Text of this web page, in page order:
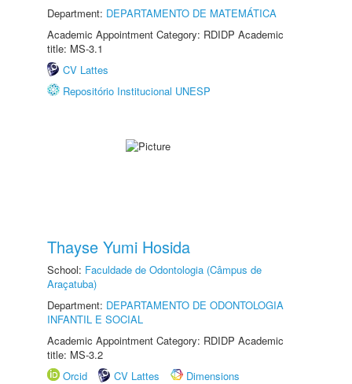
Department: DEPARTAMENTO DE MATEMÁTICA
Academic Appointment Category: RDIDP Academic
title: MS-3.1
CV Lattes
Repositório Institucional UNESP
Thayse Yumi Hosida
School: Faculdade de Odontologia (Câmpus de
Araçatuba)
Department: DEPARTAMENTO DE ODONTOLOGIA
INFANTIL E SOCIAL
Academic Appointment Category: RDIDP Academic
title: MS-3.2
Orcid
CV Lattes
Dimensions